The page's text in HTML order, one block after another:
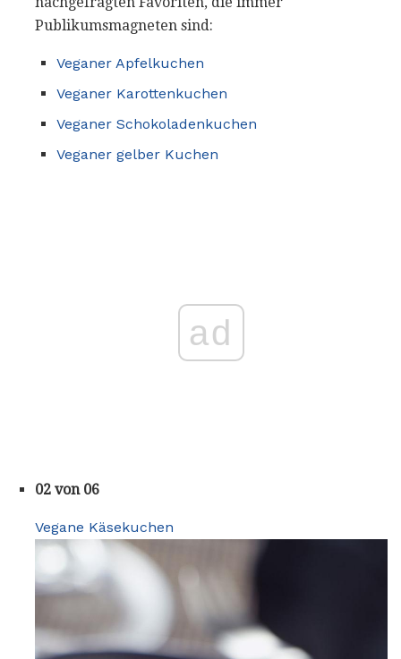
Publikumsmagneten sind:
Veganer Apfelkuchen
Veganer Karottenkuchen
Veganer Schokoladenkuchen
Veganer gelber Kuchen
ad
02 von 06
Vegane Käsekuchen